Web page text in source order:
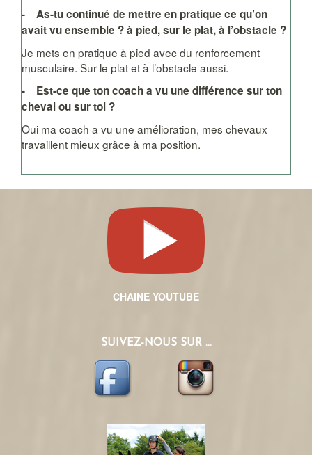
- As-tu continué de mettre en pratique ce qu’on
avait vu ensemble ? à pied, sur le plat, à l’obstacle ?
Je mets en pratique à pied avec du renforcement
musculaire. Sur le plat et à l’obstacle aussi.
- Est-ce que ton coach a vu une différence sur ton
cheval ou sur toi ?
Oui ma coach a vu une amélioration, mes chevaux
travaillent mieux grâce à ma position.
CHAINE YOUTUBE
SUIVEZ-NOUS SUR ...